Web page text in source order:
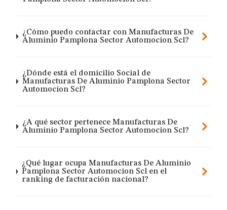
¿Cómo puedo contactar con Manufacturas De
Aluminio Pamplona Sector Automocion Scl?
¿Dónde está el domicilio Social de
Manufacturas De Aluminio Pamplona Sector
Automocion Scl?
¿A qué sector pertenece Manufacturas De
Aluminio Pamplona Sector Automocion Scl?
¿Qué lugar ocupa Manufacturas De Aluminio
Pamplona Sector Automocion Scl en el
ranking de facturación nacional?